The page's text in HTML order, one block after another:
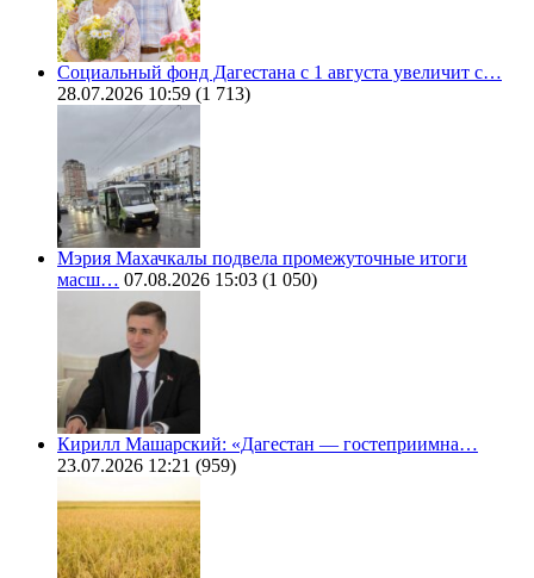
Социальный фонд Дагестана с 1 августа увеличит с…
28.07.2026 10:59 (1 713)
Мэрия Махачкалы подвела промежуточные итоги
масш… 07.08.2026 15:03 (1 050)
Кирилл Машарский: «Дагестан — гостеприимна…
23.07.2026 12:21 (959)